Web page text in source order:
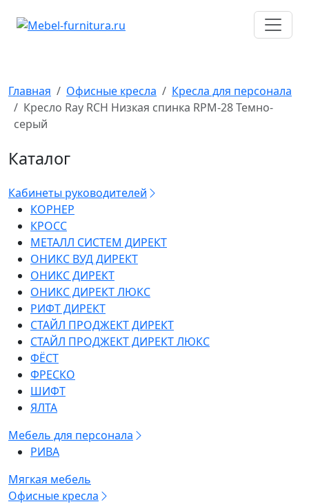
Главная Офисные кресла
Кресла для персонала
Кресло Ray RCH Низкая спинка RPM-28 Темно-
серый
Каталог
Кабинеты руководителей
КОРНЕР
КРОСС
МЕТАЛЛ СИСТЕМ ДИРЕКТ
ОНИКС ВУД ДИРЕКТ
ОНИКС ДИРЕКТ
ОНИКС ДИРЕКТ ЛЮКС
РИФТ ДИРЕКТ
СТАЙЛ ПРОДЖЕКТ ДИРЕКТ
СТАЙЛ ПРОДЖЕКТ ДИРЕКТ ЛЮКС
ФЁСТ
ФРЕСКО
ШИФТ
ЯЛТА
Мебель для персонала
РИВА
Мягкая мебель
Офисные кресла